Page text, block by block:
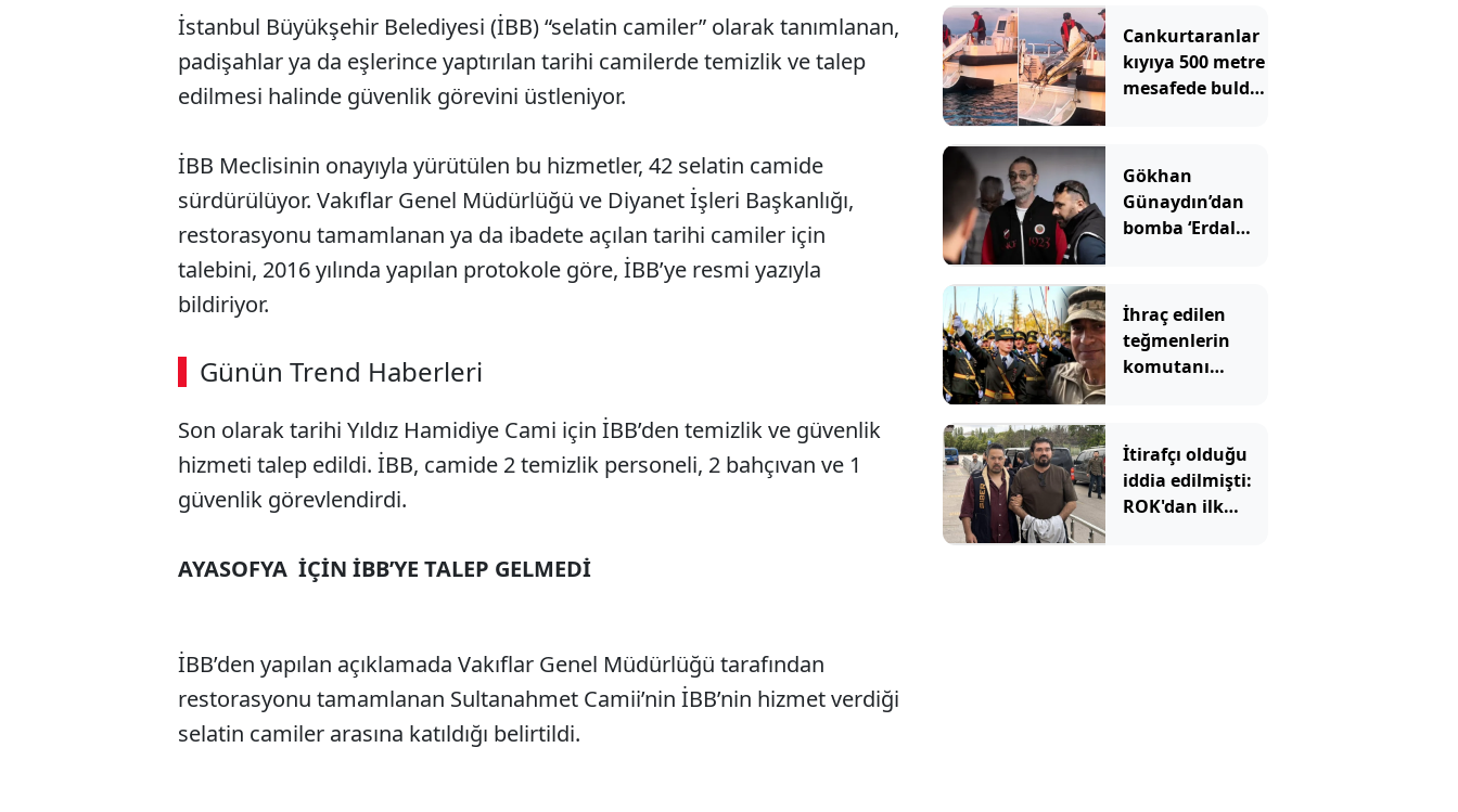
İstanbul Büyükşehir Belediyesi (İBB) “selatin camiler” olarak tanımlanan,
padişahlar ya da eşlerince yaptırılan tarihi camilerde temizlik ve talep
edilmesi halinde güvenlik görevini üstleniyor.
İBB Meclisinin onayıyla yürütülen bu hizmetler, 42 selatin camide
sürdürülüyor. Vakıflar Genel Müdürlüğü ve Diyanet İşleri Başkanlığı,
restorasyonu tamamlanan ya da ibadete açılan tarihi camiler için
talebini, 2016 yılında yapılan protokole göre, İBB’ye resmi yazıyla
bildiriyor.
Günün Trend Haberleri
Son olarak tarihi Yıldız Hamidiye Cami için İBB’den temizlik ve güvenlik
hizmeti talep edildi. İBB, camide 2 temizlik personeli, 2 bahçıvan ve 1
güvenlik görevlendirdi.
AYASOFYA İÇİN İBB’YE TALEP GELMEDİ
İBB’den yapılan açıklamada Vakıflar Genel Müdürlüğü tarafından
restorasyonu tamamlanan Sultanahmet Camii’nin İBB’nin hizmet verdiği
selatin camiler arasına katıldığı belirtildi.
Cankurtaranlar
kıyıya 500 metre
mesafede buldu!
Gökhan
Günaydın’dan
bomba ‘Erdal
İhraç edilen
teğmenlerin
komutanı
İtirafçı olduğu
iddia edilmişti:
ROK'dan ilk